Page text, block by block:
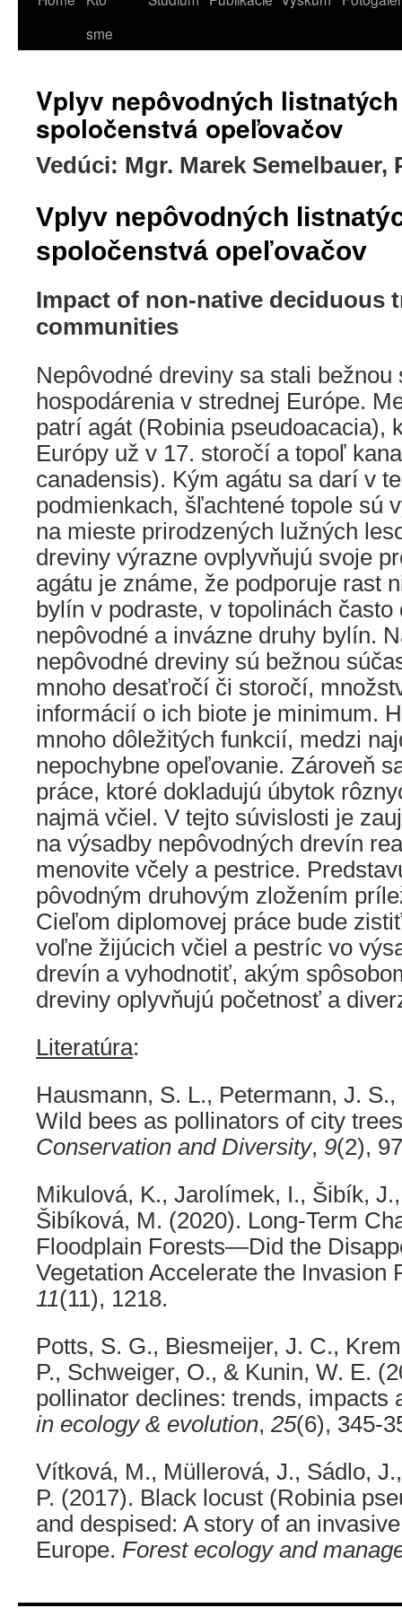
sme
Vplyv nepôvodných
spoločenstvá opeľovačov
Vedúci: Mgr. Marek Semelbauer,
Vplyv nepôvodných
spoločenstvá opeľovačov
Impact of non-native deciduous
communities
Nepôvodné dreviny sa stali
hospodárenia v strednej Európe.
patrí agát (Robinia pseudoacacia),
Európy už v 17. storočí a topoľ
canadensis). Kým agátu sa darí v
podmienkach, šľachtené topole sú
na mieste prirodzených lužných
dreviny výrazne ovplyvňujú svoje
agátu je známe, že podporuje rast
bylín v podraste, v topolinách často
nepôvodné a invázne druhy bylín.
nepôvodné dreviny sú bežnou
mnoho desaťročí či storočí,
informácií o ich biote je minimum.
mnoho dôležitých funkcií, medzi
nepochybne opeľovanie. Zároveň
práce, ktoré dokladujú úbytok
najmä včiel. V tejto súvislosti je
na výsadby nepôvodných drevín
menovite včely a pestrice.
pôvodným druhovým zložením
Cieľom diplomovej práce bude
voľne žijúcich včiel a pestríc vo
drevín a vyhodnotiť, akým
dreviny oplyvňujú početnosť a
Literatúra:
Hausmann, S. L., Petermann, J.
Wild bees as pollinators of city
Conservation and Diversity, 9(2),
Mikulová, K., Jarolímek, I., Šibík,
Šibíková, M. (2020). Long-Term
Floodplain Forests—Did the
Vegetation Accelerate the Invasion
11(11), 1218.
Potts, S. G., Biesmeijer, J. C.,
P., Schweiger, O., & Kunin, W. E.
pollinator declines: trends, impacts
in ecology & evolution, 25(6), 345-
Vítková, M., Müllerová, J., Sádlo,
P. (2017). Black locust (Robinia
and despised: A story of an
Europe. Forest ecology and